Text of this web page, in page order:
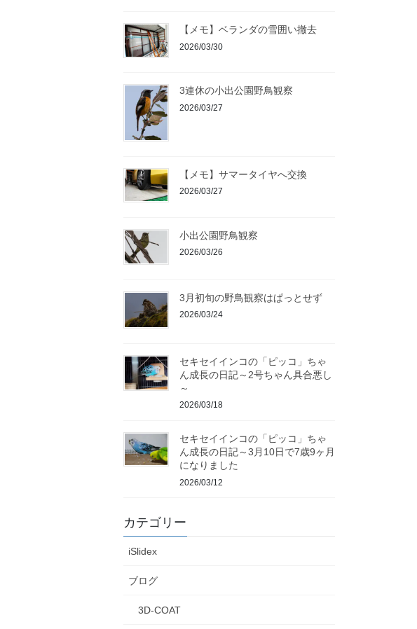
【メモ】ベランダの雪囲い撤去
2026/03/30
3連休の小出公園野鳥観察
2026/03/27
【メモ】サマータイヤへ交換
2026/03/27
小出公園野鳥観察
2026/03/26
3月初旬の野鳥観察はぱっとせず
2026/03/24
セキセイインコの「ピッコ」ちゃ
ん成長の日記～2号ちゃん具合悪し
～
2026/03/18
セキセイインコの「ピッコ」ちゃ
ん成長の日記～3月10日で7歳9ヶ月
になりました
2026/03/12
カテゴリー
iSlidex
ブログ
3D-COAT